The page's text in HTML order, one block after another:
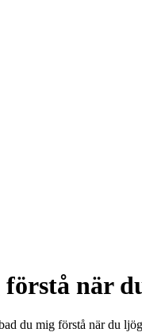
när
du mig förstå när du